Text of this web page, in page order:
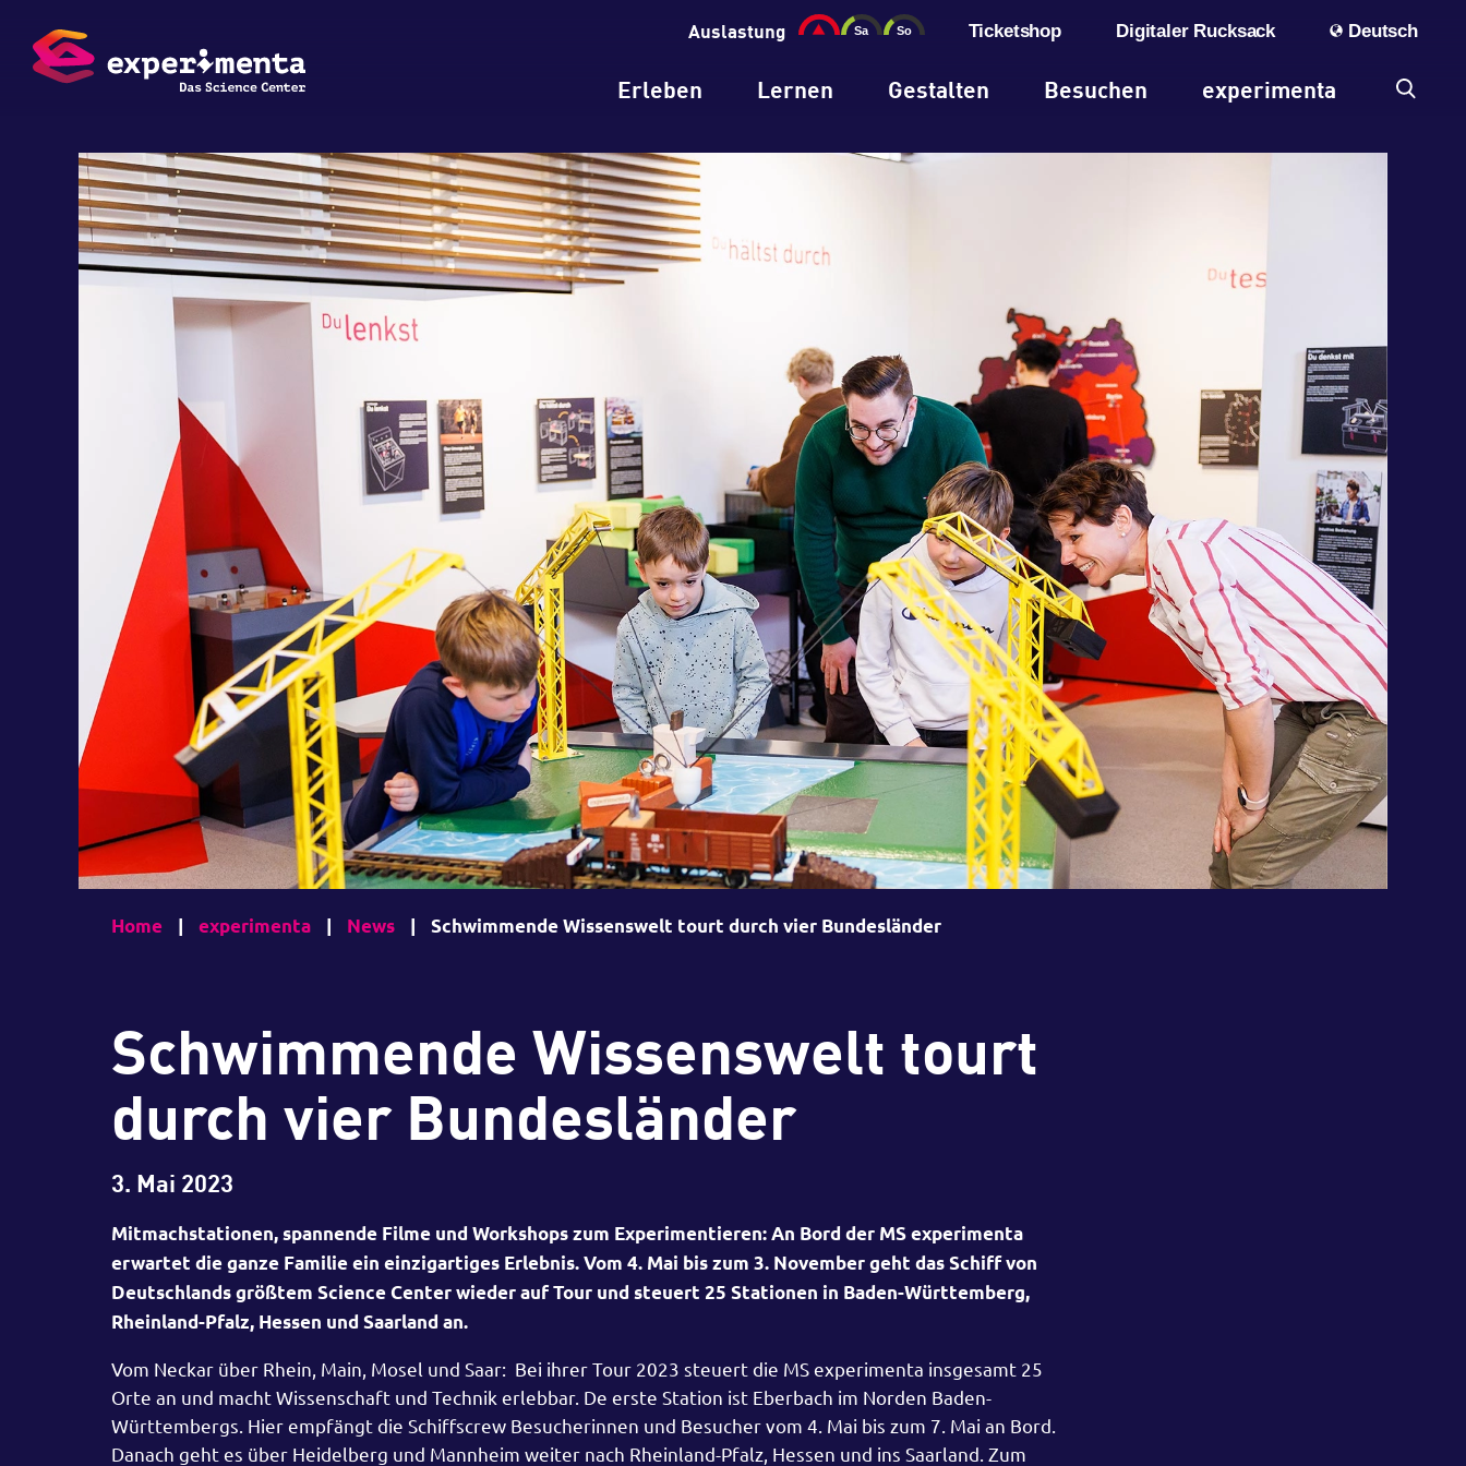
Auslastung Ticketshop Digitaler Rucksack Deutsch
Erleben Lernen Gestalten Besuchen experimenta
Home | experimenta | News | Schwimmende Wissenswelt tourt durch vier Bundesländer
Schwimmende Wissenswelt tourt
durch vier Bundesländer
3. Mai 2023
Mitmachstationen, spannende Filme und Workshops zum Experimentieren: An Bord der MS experimenta
erwartet die ganze Familie ein einzigartiges Erlebnis. Vom 4. Mai bis zum 3. November geht das Schiff von
Deutschlands größtem Science Center wieder auf Tour und steuert 25 Stationen in Baden-Württemberg,
Rheinland-Pfalz, Hessen und Saarland an.
Vom Neckar über Rhein, Main, Mosel und Saar: Bei ihrer Tour 2023 steuert die MS experimenta insgesamt 25
Orte an und macht Wissenschaft und Technik erlebbar. De erste Station ist Eberbach im Norden Baden-
Württembergs. Hier empfängt die Schiffscrew Besucherinnen und Besucher vom 4. Mai bis zum 7. Mai an Bord.
Danach geht es über Heidelberg und Mannheim weiter nach Rheinland-Pfalz, Hessen und ins Saarland. Zum